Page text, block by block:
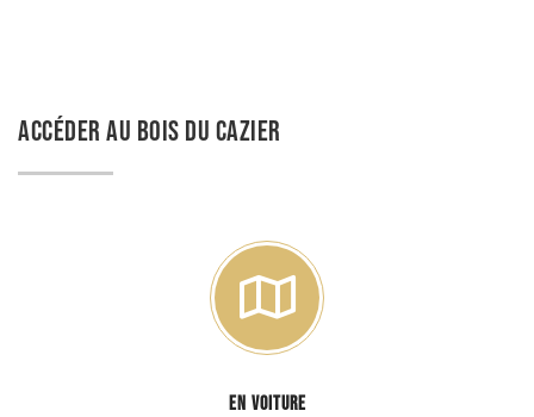
ACCÉDER AU BOIS DU CAZIER
EN VOITURE